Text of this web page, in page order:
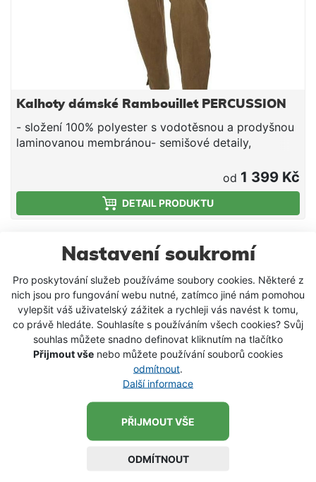
Nastavení soukromí
Pro poskytování služeb používáme soubory cookies. Některé z
nich jsou pro fungování webu nutné, zatímco jiné nám pomohou
vylepšit váš uživatelský zážitek a rychleji vás navést k tomu,
co právě hledáte. Souhlasíte s používáním všech cookies? Svůj
souhlas můžete snadno definovat kliknutím na tlačítko
Přijmout vše nebo můžete používání souborů cookies
odmítnout.
Další informace
PŘIJMOUT VŠE
ODMÍTNOUT
Kalhoty dámské Rambouillet PERCUSSION
- složení 100% polyester s vodotěsnou a prodyšnou
laminovanou membránou- semišové detaily,
neklouzavý elastický pas- zipy na kotnících
od 1 399 Kč
DETAIL PRODUKTU